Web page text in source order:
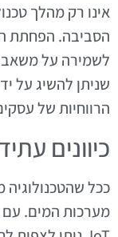
אינו רק מהלך
הסביבה. הפחתת
לשמירה על
שניתן להשיג על
הרווחיות של
כיוונים
ככל
מערכות המים.